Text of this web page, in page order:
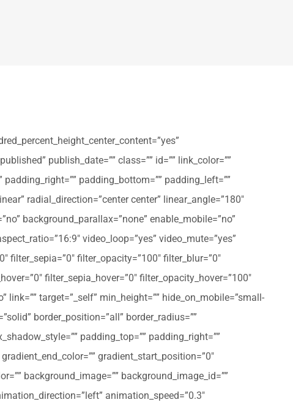
publish_date=”” class=”” id=”” link_color=””
padding_right=”” padding_bottom=”” padding_left=””
radial_direction=”center center” linear_angle=”180″
background_parallax=”none” enable_mobile=”no”
video_loop=”yes” video_mute=”yes”
filter_sepia=”0″ filter_opacity=”100″ filter_blur=”0″
filter_sepia_hover=”0″ filter_opacity_hover=”100″
target=”_self” min_height=”” hide_on_mobile=”small-
border_position=”all” border_radius=””
padding_top=”” padding_right=””
gradient_start_position=”0″
background_image=”” background_image_id=””
animation_speed=”0.3″